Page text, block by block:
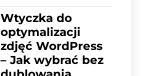
Wtyczka do
optymalizacji
zdjęć WordPress
– Jak wybrać bez